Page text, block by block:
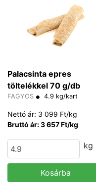
Palacsinta epres
töltelékkel 70 g/db
FAGYOS 4.9 kg/kart
Nettó ár: 3 099 Ft/kg
Bruttó ár: 3 657 Ft/kg
kg
Kosárba